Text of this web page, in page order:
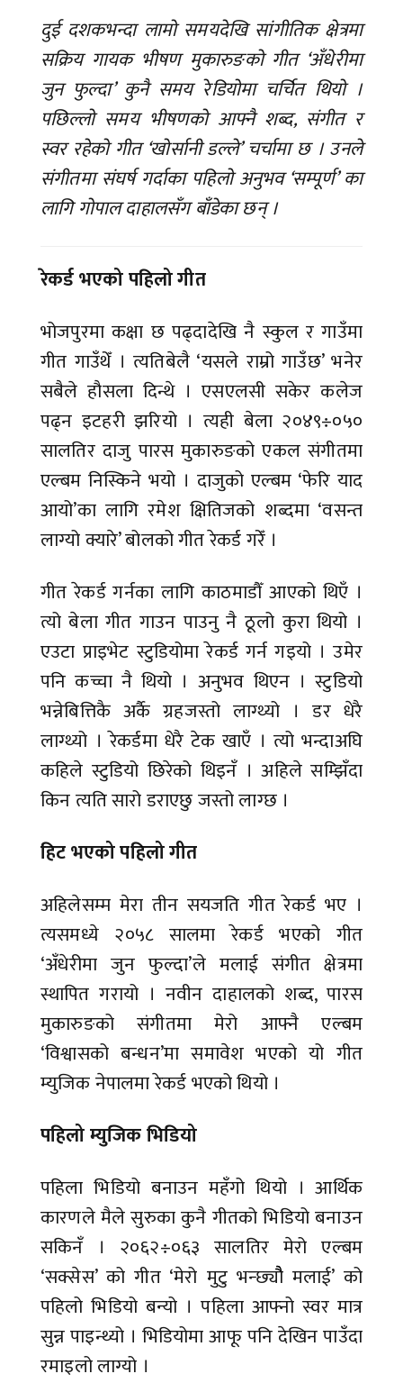
दुई दशकभन्दा लामो समयदेखि सांगीतिक क्षेत्रमा
सक्रिय गायक भीषण मुकारुङको गीत ‘अँधेरीमा
जुन फुल्दा’ कुनै समय रेडियोमा चर्चित थियो ।
पछिल्लो समय भीषणको आफ्नै शब्द, संगीत र
स्वर रहेको गीत ‘खोर्सानी डल्ले’ चर्चामा छ । उनले
संगीतमा संघर्ष गर्दाका पहिलो अनुभव ‘सम्पूर्ण’ का
लागि गोपाल दाहालसँग बाँडेका छन् ।
रेकर्ड भएको पहिलो गीत
भोजपुरमा कक्षा छ पढ्दादेखि नै स्कुल र गाउँमा
गीत गाउँथेँ । त्यतिबेलै ‘यसले राम्रो गाउँछ’ भनेर
सबैले हौसला दिन्थे । एसएलसी सकेर कलेज
पढ्न इटहरी झरियो । त्यही बेला २०४९÷०५०
सालतिर दाजु पारस मुकारुङको एकल संगीतमा
एल्बम निस्किने भयो । दाजुको एल्बम ‘फेरि याद
आयो’का लागि रमेश क्षितिजको शब्दमा ‘वसन्त
लाग्यो क्यारे’ बोलको गीत रेकर्ड गरेँ ।
गीत रेकर्ड गर्नका लागि काठमाडौँ आएको थिएँ ।
त्यो बेला गीत गाउन पाउनु नै ठूलो कुरा थियो ।
एउटा प्राइभेट स्टुडियोमा रेकर्ड गर्न गइयो । उमेर
पनि कच्चा नै थियो । अनुभव थिएन । स्टुडियो
भन्नेबित्तिकै अर्कै ग्रहजस्तो लाग्थ्यो । डर धेरै
लाग्थ्यो । रेकर्डमा धेरै टेक खाएँ । त्यो भन्दाअघि
कहिले स्टुडियो छिरेको थिइनँ । अहिले सम्झिँदा
किन त्यति सारो डराएछु जस्तो लाग्छ ।
हिट भएको पहिलो गीत
अहिलेसम्म मेरा तीन सयजति गीत रेकर्ड भए ।
त्यसमध्ये २०५८ सालमा रेकर्ड भएको गीत
‘अँधेरीमा जुन फुल्दा’ले मलाई संगीत क्षेत्रमा
स्थापित गरायो । नवीन दाहालको शब्द, पारस
मुकारुङको संगीतमा मेरो आफ्नै एल्बम
‘विश्वासको बन्धन’मा समावेश भएको यो गीत
म्युजिक नेपालमा रेकर्ड भएको थियो ।
पहिलो म्युजिक भिडियो
पहिला भिडियो बनाउन महँगो थियो । आर्थिक
कारणले मैले सुरुका कुनै गीतको भिडियो बनाउन
सकिनँ । २०६२÷०६३ सालतिर मेरो एल्बम
‘सक्सेस’ को गीत ‘मेरो मुटु भन्छ्यौै मलाई’ को
पहिलो भिडियो बन्यो । पहिला आफ्नो स्वर मात्र
सुन्न पाइन्थ्यो । भिडियोमा आफू पनि देखिन पाउँदा
रमाइलो लाग्यो ।